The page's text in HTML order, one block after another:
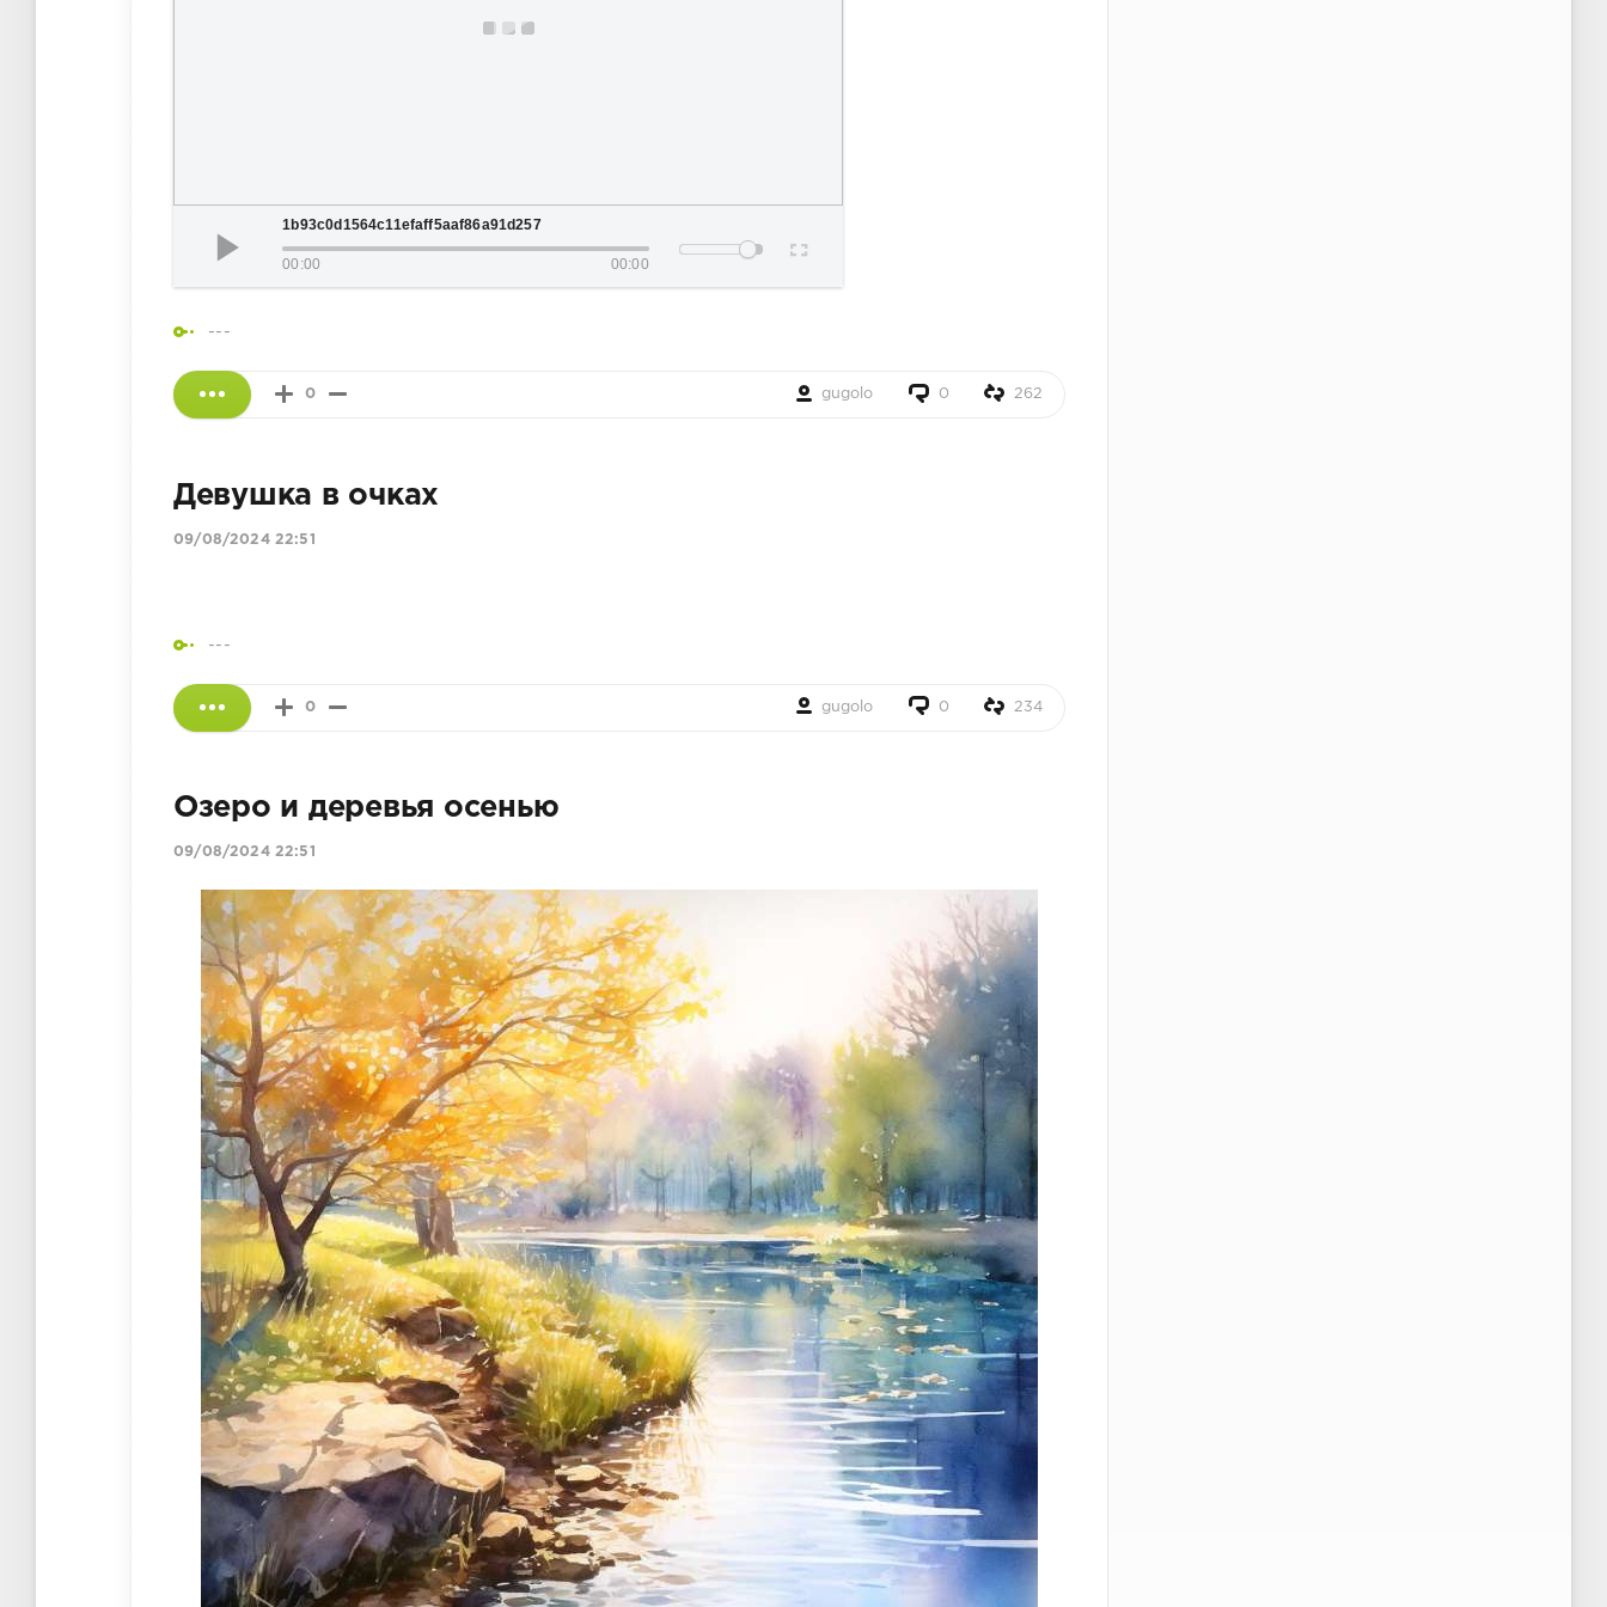
1b93c0d1564c11efaff5aaf86a91d257
00:00 00:00
---
0 gugolo 0 262
Девушка в очках
09/08/2024 22:51
---
0 gugolo 0 234
Озеро и деревья осенью
09/08/2024 22:51